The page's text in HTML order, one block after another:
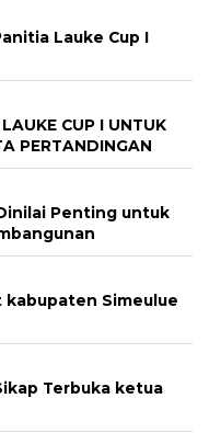
Lauke Cup I
CUP I UNTUK
PERTANDINGAN
Penting untuk
kabupaten Simeulue
Terbuka ketua